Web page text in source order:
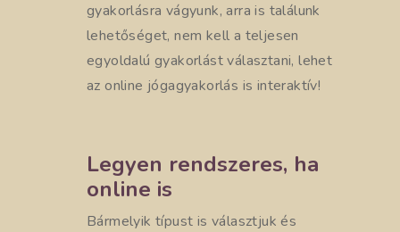
gyakorlásra vágyunk, arra is találunk
lehetőséget, nem kell a teljesen
egyoldalú gyakorlást választani, lehet
az online jógagyakorlás is interaktív!
Legyen rendszeres, ha
online is
Bármelyik típust is választjuk és